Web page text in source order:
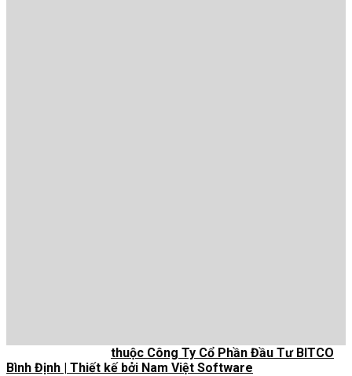
thuộc Công Ty Cổ Phần Đầu Tư BITCO
Bình Định | Thiết kế bởi Nam Việt Software